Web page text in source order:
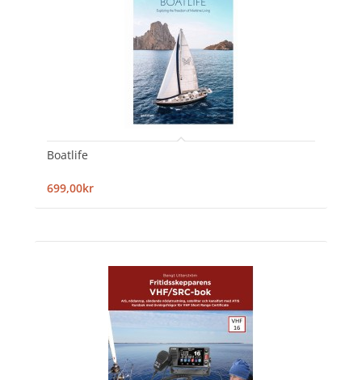
Boatlife
699,00kr